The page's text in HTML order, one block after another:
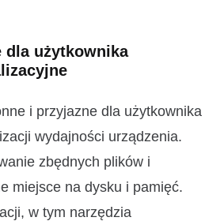
dla użytkownika
i przyjazne dla użytkownika
wydajności urządzenia.
zbędnych plików i
miejsce na dysku i pamięć.
w tym narzędzia